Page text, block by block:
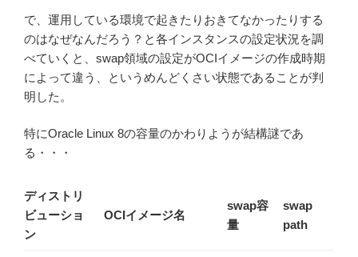
で、運用している環境で起きたりおきてなかったりする
のはなぜなんだろう？と各インスタンスの設定状況を調
べていくと、swap領域の設定がOCIイメージの作成時期
によって違う、というめんどくさい状態であることが判
明した。
特にOracle Linux 8の容量のかわりようが結構謎であ
る・・・
ディストリ
ビューショ
ン
OCIイメージ名
swap容
量
swap
path